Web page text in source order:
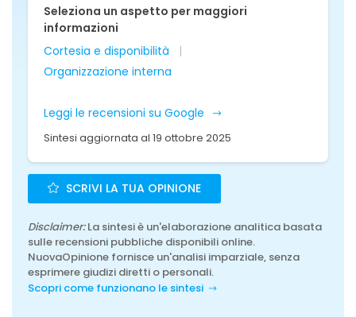
Seleziona un aspetto per maggiori
informazioni
Cortesia e disponibilità
Organizzazione interna
Leggi le recensioni su Google
Sintesi aggiornata al 19 ottobre 2025
SCRIVI LA TUA OPINIONE
Disclaimer:La sintesi è un'elaborazione analitica basata
sulle recensioni pubbliche disponibili online.
NuovaOpinione fornisce un'analisi imparziale, senza
esprimere giudizi diretti o personali.
Scopri come funzionano le sintesi